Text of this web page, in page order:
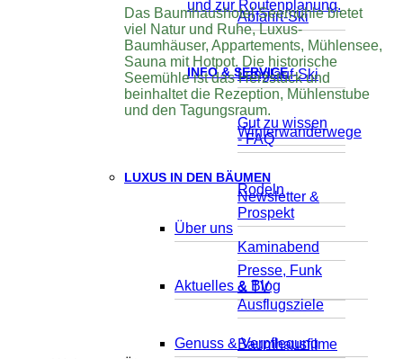
Abfahrt-Ski
Langlauf-Ski
Winterwanderwege
Rodeln
Kaminabend
Ausflugsziele
und zur Routenplanung.
INFO & SERVICE
Gut zu wissen
- FAQ
Newsletter &
Prospekt
Presse, Funk
& TV
Baumhausfilme
Das Baumhaushotel Seemühle bietet
viel Natur und Ruhe, Luxus-
Baumhäuser, Appartements, Mühlensee,
Sauna mit Hotpot. Die historische
Seemühle ist das Herzstück und
beinhaltet die Rezeption, Mühlenstube
und den Tagungsraum.
LUXUS IN DEN BÄUMEN
Über uns
Aktuelles & Blog
Genuss & Verpflegung